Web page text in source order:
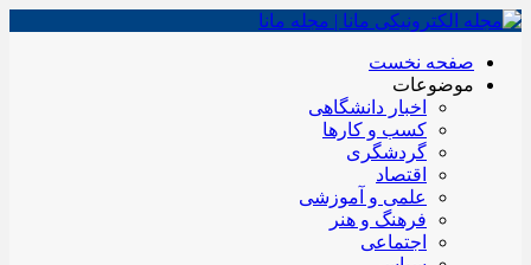
صفحه نخست
موضوعات
اخبار دانشگاهی
کسب و کارها
گردشگری
اقتصاد
علمی و آموزشی
فرهنگ و هنر
اجتماعی